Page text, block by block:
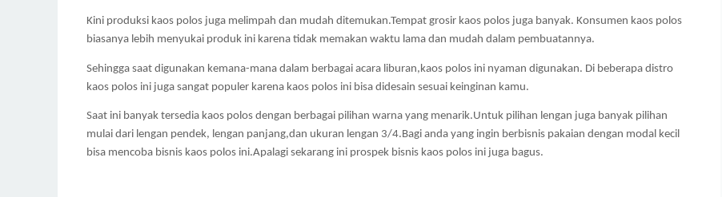
Kini produksi kaos polos juga melimpah dan mudah ditemukan.Tempat grosir kaos polos juga banyak. Konsumen kaos polos
biasanya lebih menyukai produk ini karena tidak memakan waktu lama dan mudah dalam pembuatannya.
Sehingga saat digunakan kemana-mana dalam berbagai acara liburan,kaos polos ini nyaman digunakan. Di beberapa distro
kaos polos ini juga sangat populer karena kaos polos ini bisa didesain sesuai keinginan kamu.
Saat ini banyak tersedia kaos polos dengan berbagai pilihan warna yang menarik.Untuk pilihan lengan juga banyak pilihan
mulai dari lengan pendek, lengan panjang,dan ukuran lengan 3/4.Bagi anda yang ingin berbisnis pakaian dengan modal kecil
bisa mencoba bisnis kaos polos ini.Apalagi sekarang ini prospek bisnis kaos polos ini juga bagus.